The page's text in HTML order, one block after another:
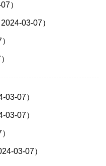
）
03-07）
03-07）
03-07）
03-07）